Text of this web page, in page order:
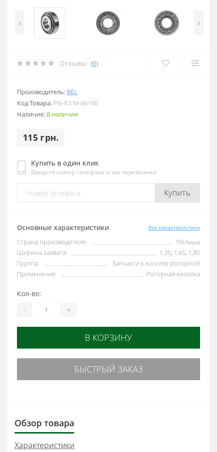
‹ ›
Отзывы: (0)
Производитель: BEL
Код Товара: PN-87/M-86160
Наличие: В наличии
115 грн.
Купить в один клик
Введите номер телефона и мы перезвоним
Купить
Основные характеристики Все характеристики
Страна производителя:
Польша
Ширина захвата:
1,35, 1,65, 1,85
Группа:
Запчасти к косилке роторной
Применение:
Роторная косилка
Кол-во:
- +
В КОРЗИНУ
БЫСТРЫЙ ЗАКАЗ
Обзор товара
Характеристики